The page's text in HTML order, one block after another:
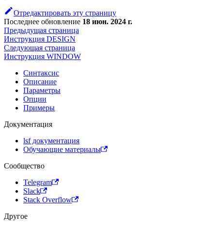
Отредактировать эту страницу
Последнее обновление 18 июн. 2024 г.
Предыдущая страница
Инструкция DESIGN
Следующая страница
Инструкция WINDOW
Синтаксис
Описание
Параметры
Опции
Примеры
Документация
lsf документация
Обучающие материалы
Сообщество
Telegram
Slack
Stack Overflow
Другое